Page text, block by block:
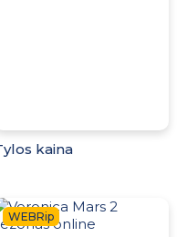
kaina
WEBRip